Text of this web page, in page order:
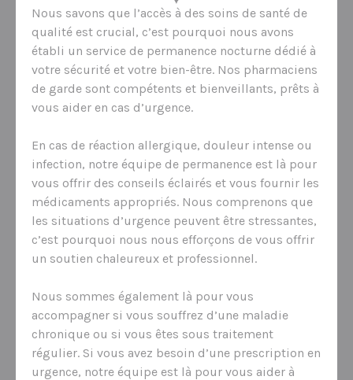
Nous savons que l’accès à des soins de santé de
qualité est crucial, c’est pourquoi nous avons
établi un service de permanence nocturne dédié à
votre sécurité et votre bien-être. Nos pharmaciens
de garde sont compétents et bienveillants, prêts à
vous aider en cas d’urgence.
En cas de réaction allergique, douleur intense ou
infection, notre équipe de permanence est là pour
vous offrir des conseils éclairés et vous fournir les
médicaments appropriés. Nous comprenons que
les situations d’urgence peuvent être stressantes,
c’est pourquoi nous nous efforçons de vous offrir
un soutien chaleureux et professionnel.
Nous sommes également là pour vous
accompagner si vous souffrez d’une maladie
chronique ou si vous êtes sous traitement
régulier. Si vous avez besoin d’une prescription en
urgence, notre équipe est là pour vous aider à